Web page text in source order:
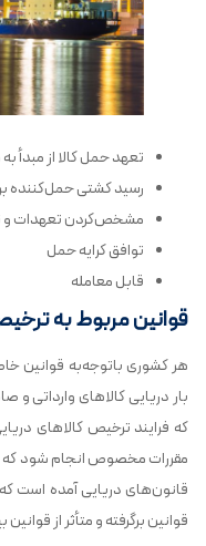
تعهد حمل کالا از مبدأ
رسید کشتی حمل‌کننده
مشخص‌کردن تعهدات و
توافق کرایه حمل
قابل معامله
قوانین مربوط به
هر کشوری باتوجه‌به قوانین
بار دریایی کالاهای وارداتی و
که فرایند ترخیص کالاهای
مقررات مخصوص انجام شود که
قانون‌های دریایی آمده است که
قوانین برگرفته و متأثر از